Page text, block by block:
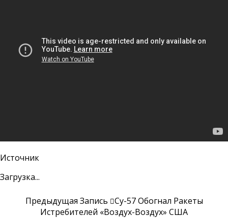
Источник
Загрузка...
Предыдущая Запись
Су-57 Обогнал Ракеты
Истребителей «Воздух-Воздух» США